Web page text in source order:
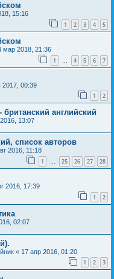
15:16
1 2 3 4 5
мар 2018, 21:36
1 … 4 5 6 7
2017, 00:39
1 2
английский
13:07
список авторов
2016, 11:18
1 … 25 26 27 28
2016, 17:39
1 2
02:07
« 17 апр 2016, 01:20
1 2 3